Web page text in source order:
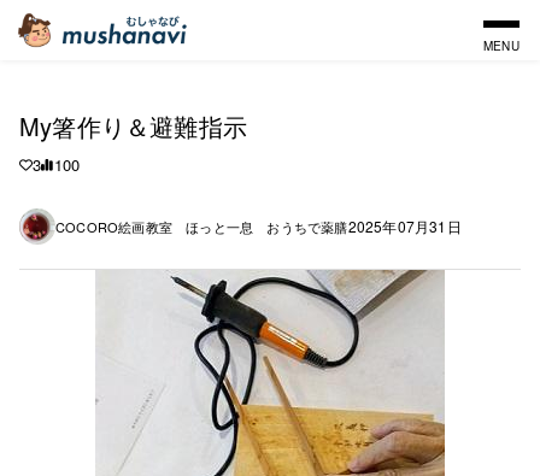
MENU
My箸作り＆避難指示
3 100
COCORO絵画教室 ほっと一息 おうちで薬膳2025年07月31日